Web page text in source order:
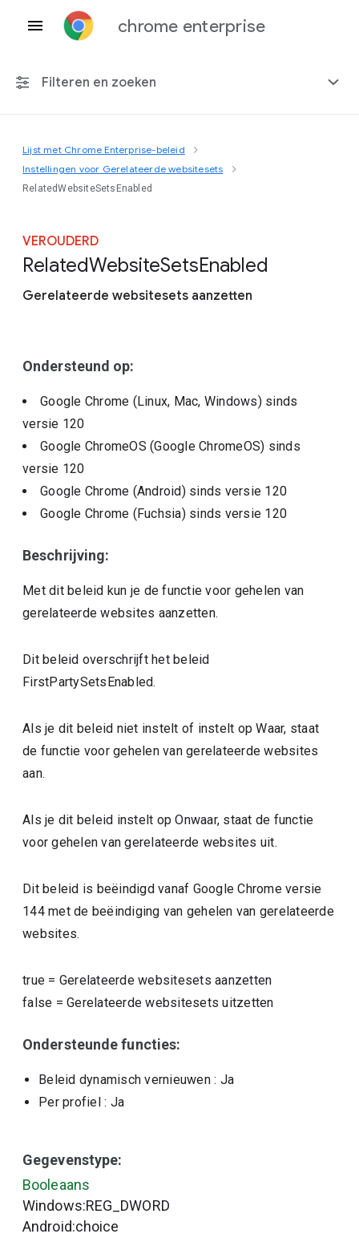
chrome enterprise
Filteren en zoeken
Elk platform
Chrome 151
Lijst met Chrome Enterprise-beleid
Instellingen voor Gerelateerde websitesets
RelatedWebsiteSetsEnabled
VEROUDERD
RelatedWebsiteSetsEnabled
Gerelateerde websitesets aanzetten
Ondersteund op:
Google Chrome (Linux, Mac, Windows) sinds
versie 120
Google ChromeOS (Google ChromeOS) sinds
versie 120
Google Chrome (Android) sinds versie 120
Google Chrome (Fuchsia) sinds versie 120
Beschrijving:
Met dit beleid kun je de functie voor gehelen van
gerelateerde websites aanzetten.
Dit beleid overschrijft het beleid
FirstPartySetsEnabled.
Als je dit beleid niet instelt of instelt op Waar, staat
de functie voor gehelen van gerelateerde websites
aan.
Als je dit beleid instelt op Onwaar, staat de functie
voor gehelen van gerelateerde websites uit.
Dit beleid is beëindigd vanaf Google Chrome versie
144 met de beëindiging van gehelen van gerelateerde
websites.
true = Gerelateerde websitesets aanzetten
false =Gerelateerde websitesets uitzetten
Ondersteunde functies:
Beleid dynamisch vernieuwen : Ja
Per profiel : Ja
Gegevenstype:
Booleaans
Windows:REG_DWORD
Android:choice